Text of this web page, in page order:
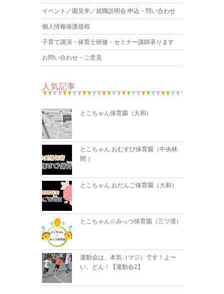
イベント／園見学／就職説明会 申込・問い合わせ
個人情報保護規程
子育て講演・保育士研修・セミナー講師承ります
お問い合わせ・ご意見
人気記事
とこちゃん保育園（大和）
とこちゃん おむすび保育園（中央林
間 ）
とこちゃん おだんご保育園（大和）
とこちゃん☆みっつ保育園（三ツ境）
運動会は、本気（マジ）です！よー
い、どん！【運動会2】